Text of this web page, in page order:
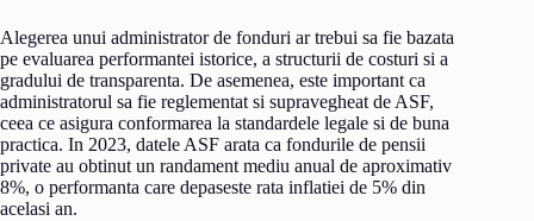
Alegerea unui administrator de fonduri ar trebui sa fie bazata
pe evaluarea performantei istorice, a structurii de costuri si a
gradului de transparenta. De asemenea, este important ca
administratorul sa fie reglementat si supravegheat de ASF,
ceea ce asigura conformarea la standardele legale si de buna
practica. In 2023, datele ASF arata ca fondurile de pensii
private au obtinut un randament mediu anual de aproximativ
8%, o performanta care depaseste rata inflatiei de 5% din
acelasi an.